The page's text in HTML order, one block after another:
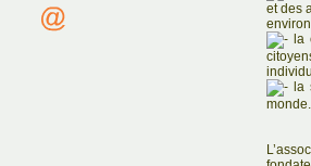
et des
la
la
monde.